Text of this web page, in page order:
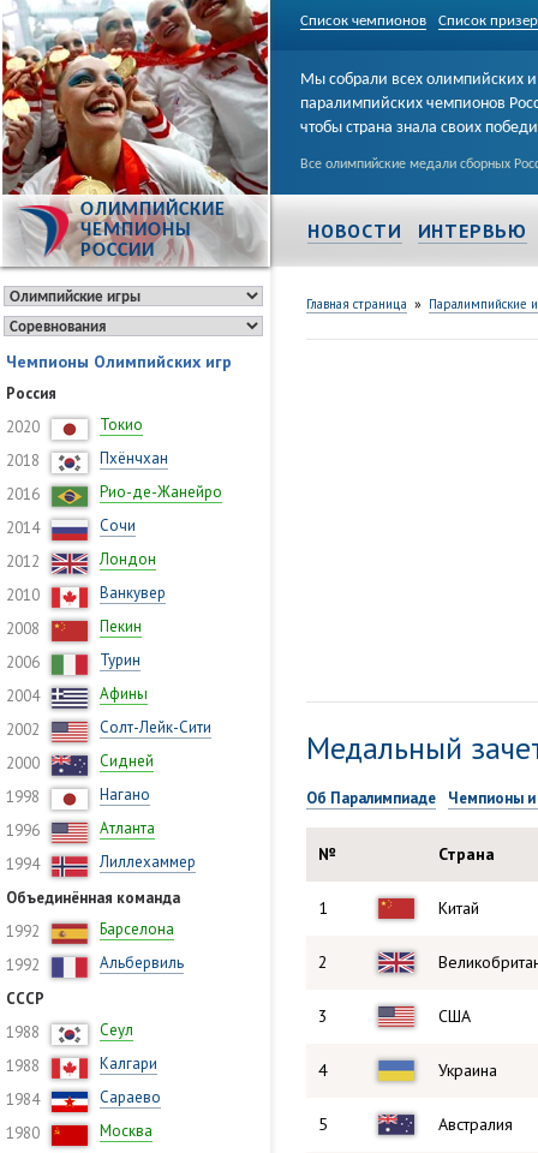
Список чемпионов Список
ОЛИМПИЙСКИЕ
ЧЕМПИОНЫ
РОССИИ
Мы собрали всех олимпийских и
паралимпийских чемпионов
чтобы страна знала своих
Все олимпийские медали сборных
НОВОСТИ ИНТЕРВЬЮ
Чемпионы Олимпийских игр
Россия
2020
Токио
2018
Пхёнчхан
2016
Рио-де-Жанейро
2014
Сочи
2012
Лондон
2010
Ванкувер
2008
Пекин
2006
Турин
2004
Афины
2002
Солт-Лейк-Сити
2000
Сидней
1998
Нагано
1996
Атланта
1994
Лиллехаммер
Объединённая команда
1992
Барселона
1992
Альбервиль
СССР
1988
Сеул
1988
Калгари
1984
Сараево
1980
Москва
Главная страница » Паралимпийские
Медальный
Об Паралимпиаде Чемпионы и
№ Страна
1 Китай
2
3 США
4 Украина
5 Австралия